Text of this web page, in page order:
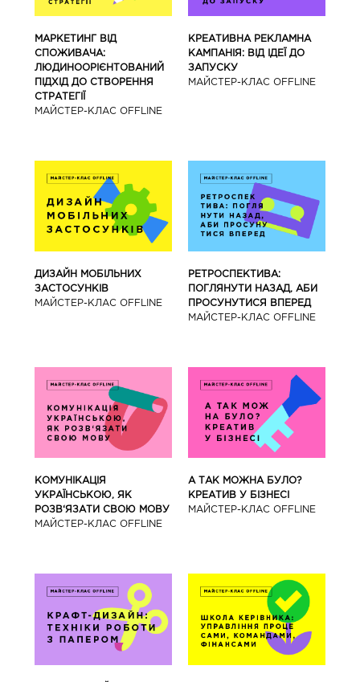
МАРКЕТИНГ ВІД
СПОЖИВАЧА:
ЛЮДИНООРІЄНТОВАНИЙ
ПІДХІД ДО СТВОРЕННЯ
СТРАТЕГІЇ
МАЙCТЕР-КЛАС OFFLINE
КРЕАТИВНА РЕКЛАМНА
КАМПАНІЯ: ВІД ІДЕЇ ДО
ЗАПУСКУ
МАЙCТЕР-КЛАС OFFLINE
ДИЗАЙН МОБІЛЬНИХ
ЗАСТОСУНКІВ
МАЙCТЕР-КЛАС OFFLINE
РЕТРОСПЕКТИВА:
ПОГЛЯНУТИ НАЗАД, АБИ
ПРОСУНУТИСЯ ВПЕРЕД
МАЙCТЕР-КЛАС OFFLINE
КОМУНІКАЦІЯ
УКРАЇНСЬКОЮ, ЯК
РОЗВ‘ЯЗАТИ СВОЮ МОВУ
МАЙCТЕР-КЛАС OFFLINE
А ТАК МОЖНА БУЛО?
КРЕАТИВ У БІЗНЕСІ
МАЙCТЕР-КЛАС OFFLINE